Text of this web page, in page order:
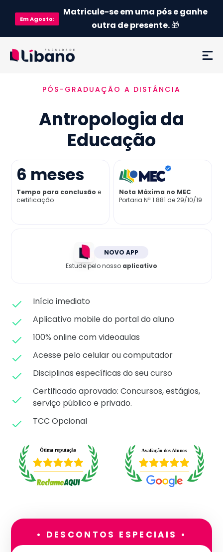
EmAgosto:
Matricule-se em uma pós e ganhe
outra de presente.🎁
Ementa
Como funciona
Credenciamento MEC
Preço
Já sou aluno
PÓS-GRADUAÇÃO A DISTÂNCIA
Antropologia da
Educação
6 meses
Tempo para conclusão e
certificação
Nota Máxima no MEC
Portaria Nª 1.881 de 29/10/19
NOVO APP
Estude pelo nosso aplicativo
Início imediato
Aplicativo mobile do portal do aluno
100% online com videoaulas
Acesse pelo celular ou computador
Disciplinas específicas do seu curso
Certificado aprovado: Concursos, estágios,
serviço público e privado.
TCC Opcional
• DESCONTOS ESPECIAIS •